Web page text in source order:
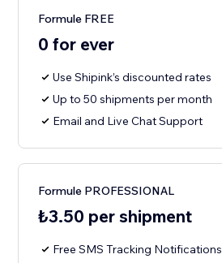
Formule FREE
0 for ever
Use Shipink’s discounted rates
Up to 50 shipments per month
Email and Live Chat Support
Formule PROFESSIONAL
₺3.50 per shipment
Free SMS Tracking Notifications